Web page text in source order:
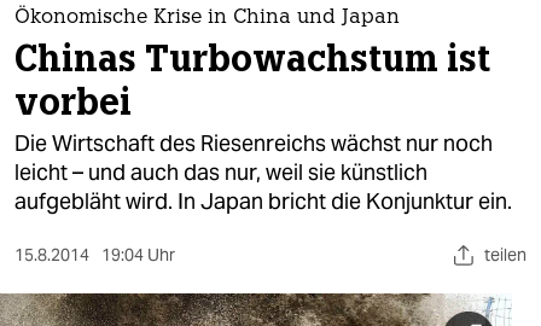
themen
politik
öko
gesellschaft
sport
Ökonomische Krise in China und Japan
Chinas Turbowachstum ist
vorbei
Die Wirtschaft des Riesenreichs wächst nur noch
leicht – und auch das nur, weil sie künstlich
aufgebläht wird. In Japan bricht die Konjunktur ein.
15.8.2014 19:04 Uhr teilen